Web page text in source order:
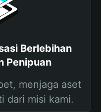
Berlebihan
Penipuan
menjaga aset
dari misi kami.